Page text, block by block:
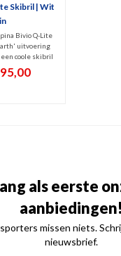
Skibril | Wit
Bivio Q-Lite
uitvoering
coole skibril
Mirror Gold
Prima filtering
als eerste
aanbiedingen!
missen niets.
nieuwsbrief.